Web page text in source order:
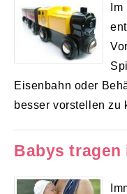
Im
Eisenbahn oder
besser vorstellen zu
Babys tragen